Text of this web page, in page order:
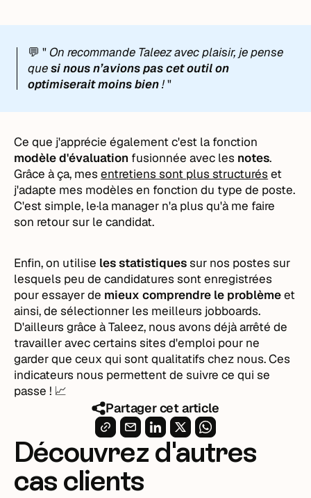
Partager cet article
💬 " On recommande Taleez avec plaisir, je pense
quesi nous n’avions pas cet outil on
optimiserait moins bien!"
Ce que j'apprécie également c'est la fonction
modèle d'évaluation fusionnée avec les notes.
Grâce à ça, mesentretiens sont plus structurés et
j'adapte mes modèles en fonction du type de poste.
C'est simple, le·la manager n'a plus qu'à me faire
son retour sur le candidat.
Enfin, on utilise les statistiquessur nos postes sur
lesquels peu de candidatures sont enregistrées
pour essayer de mieux comprendre le problèmeet
ainsi, de sélectionner les meilleurs jobboards.
D'ailleurs grâce à Taleez, nous avons déjà arrêté de
travailler avec certains sites d'emploi pour ne
garder que ceux qui sont qualitatifs chez nous. Ces
indicateurs nous permettent de suivre ce qui se
passe ! 📈
Découvrez d'autres
cas clients